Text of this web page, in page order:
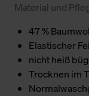
Material und
47 %
Elastischer
nicht heiß
Trocknen im